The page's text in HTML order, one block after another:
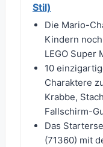
Stil)
Die Mario-
Kindern
LEGO Super
10
Charaktere
Krabbe,
Fallschirm-
Das
(71360) mit